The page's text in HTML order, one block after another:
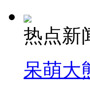
热点新
呆萌大